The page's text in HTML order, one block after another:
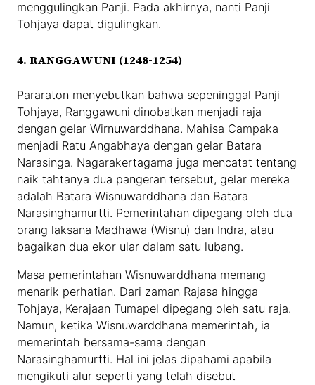
menggulingkan Panji. Pada akhirnya, nanti Panji
Tohjaya dapat digulingkan.
4. RANGGAWUNI (1248-1254)
Pararaton menyebutkan bahwa sepeninggal Panji
Tohjaya, Ranggawuni dinobatkan menjadi raja
dengan gelar Wirnuwarddhana. Mahisa Campaka
menjadi Ratu Angabhaya dengan gelar Batara
Narasinga. Nagarakertagama juga mencatat tentang
naik tahtanya dua pangeran tersebut, gelar mereka
adalah Batara Wisnuwarddhana dan Batara
Narasinghamurtti. Pemerintahan dipegang oleh dua
orang laksana Madhawa (Wisnu) dan Indra, atau
bagaikan dua ekor ular dalam satu lubang.
Masa pemerintahan Wisnuwarddhana memang
menarik perhatian. Dari zaman Rajasa hingga
Tohjaya, Kerajaan Tumapel dipegang oleh satu raja.
Namun, ketika Wisnuwarddhana memerintah, ia
memerintah bersama-sama dengan
Narasinghamurtti. Hal ini jelas dipahami apabila
mengikuti alur seperti yang telah disebut